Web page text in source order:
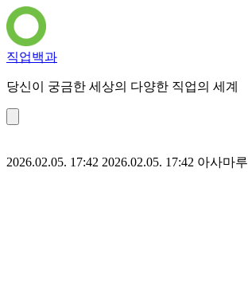
직업백과
당신이 궁금한 세상의 다양한 직업의 세계
2026.02.05. 17:42 2026.02.05. 17:42 아사마루